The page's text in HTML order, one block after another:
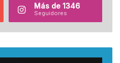
Más de 1346
Seguidores